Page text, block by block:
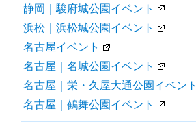
静岡｜駿府城公園イベント
浜松｜浜松城公園イベント
名古屋イベント
名古屋｜名城公園イベント
名古屋｜栄・久屋大通公園イベント
名古屋｜鶴舞公園イベント